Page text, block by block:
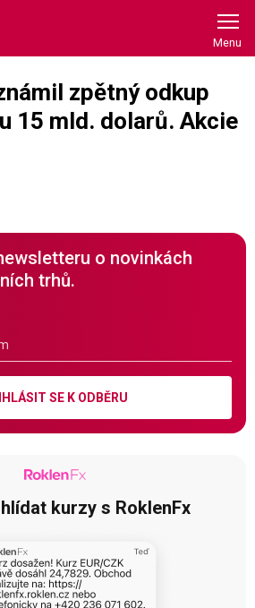
zpětný odkup
15 mld. dolarů. Akcie
o novinkách
trhů.
SE K ODBĚRU
kurzy s RoklenFx